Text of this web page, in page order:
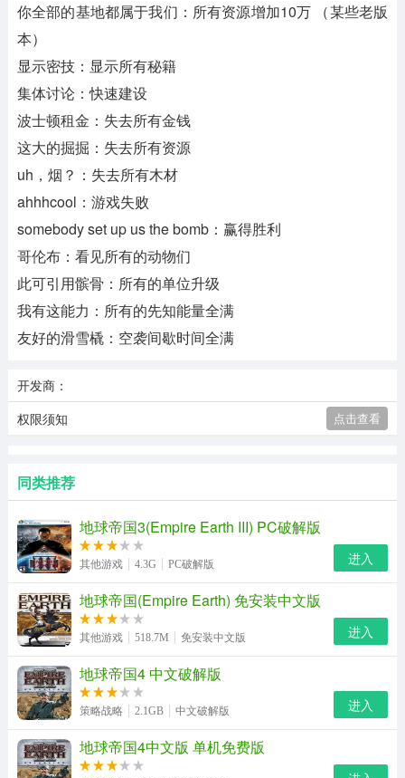
你全部的基地都属于我们：所有资源增加10万 （某些老版
本）
显示密技：显示所有秘籍
集体讨论：快速建设
波士顿租金：失去所有金钱
这大的掘掘：失去所有资源
uh，烟？：失去所有木材
ahhhcool：游戏失败
somebody set up us the bomb：赢得胜利
哥伦布：看见所有的动物们
此可引用髌骨：所有的单位升级
我有这能力：所有的先知能量全满
友好的滑雪橇：空袭间歇时间全满
开发商：
权限须知
点击查看
同类推荐
地球帝国3(Empire Earth III) PC破解版
其他游戏 4.3G PC破解版 进入
地球帝国(Empire Earth) 免安装中文版
其他游戏 518.7M 免安装中文版 进入
地球帝国4 中文破解版
策略战略 2.1GB 中文破解版 进入
地球帝国4中文版 单机免费版